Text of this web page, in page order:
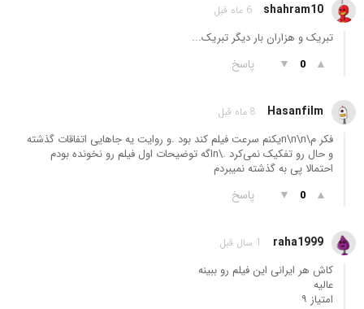
shahram10 6 ماه قبل
تبریک و هزاران بار دیگر تبریک...
▲
0
▼ پاسخ
Hasanfilm 8 ماه قبل
فکر م\n\n\nیکنم سرعت فیلم کند بود .و روایت یه جاهایی اتفاقات گذشته
و حال رو تفکیک نمی‌کرد .\nاگه توضیحات اول فیلم رو نخونده بودم
احتمالا پی به گذشته نمیبردم
▲
0
▼ پاسخ
raha1999 1 سال قبل
کاش هر ایرانی این فیلم رو ببینه
عالیه
امتیاز ٩